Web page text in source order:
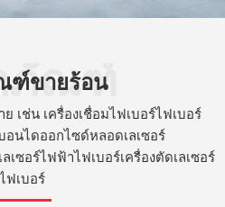
ภัณฑ์
ฑ์ขายร้อน
ย เช่น เครื่องเชื่อมไฟเบอร์ไฟเบอร์
อนไดออกไซด์หลอดเลเซอร์
เซอร์ไฟฟ้าไฟเบอร์เครื่องตัดเลเซอร์
ไฟเบอร์